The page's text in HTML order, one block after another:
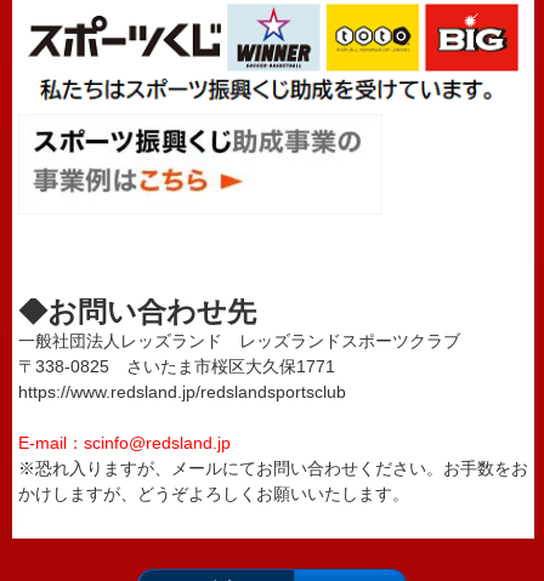
◆お問い合わせ先
一般社団法人レッズランド レッズランドスポーツクラブ
〒338-0825 さいたま市桜区大久保1771
https://www.redsland.jp/redslandsportsclub
E-mail：scinfo@redsland.jp
※恐れ入りますが、メールにてお問い合わせください。お手数をお
かけしますが、どうぞよろしくお願いいたします。